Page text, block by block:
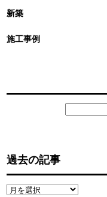
新築
施工事例
過去の記事
過